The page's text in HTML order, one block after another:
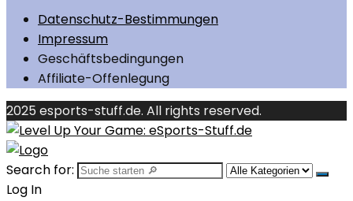
Datenschutz-Bestimmungen
Impressum
Geschäftsbedingungen
Affiliate-Offenlegung
2025 esports-stuff.de. All rights reserved.
Search for:
Log In